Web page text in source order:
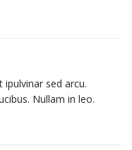
sed arcu.
Nullam in leo.